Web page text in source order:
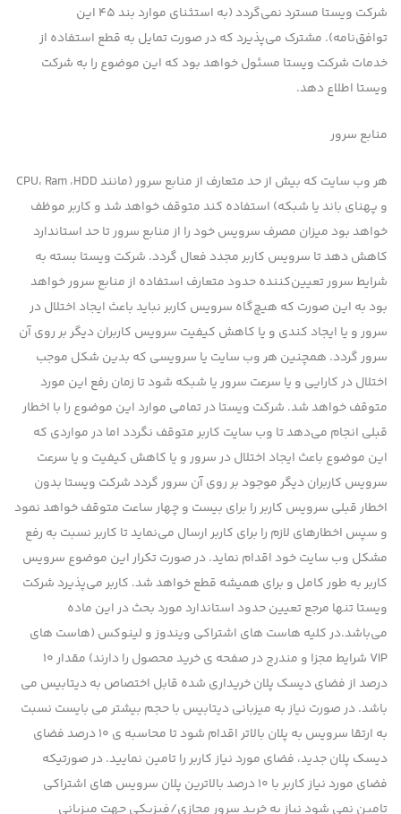
شرکت ویستا مسترد نمی‌گردد (به استثنای موارد بند ۴۵ این
توافق‌نامه). مشترك می‌پذیرد كه در صورت تمایل به قطع استفاده از
خدمات شرکت ویستا مسئول خواهد بود كه این موضوع را به شرکت
ویستا اطلاع دهد.
منابع سرور
هر وب سایت که بیش از حد متعارف از منابع سرور (مانند CPU، Ram ،HDD
و پهنای باند یا شبکه) استفاده کند متوقف خواهد شد و کاربر موظف
خواهد بود میزان مصرف سرویس خود را از منابع سرور تا حد استاندارد
کاهش دهد تا سرویس کاربر مجدد فعال گردد. شرکت ویستا بسته به
شرایط سرور تعیین‌کننده حدود متعارف استفاده از منابع سرور خواهد
بود به این صورت که هیچ‌گاه سرویس کاربر نباید باعث ایجاد اختلال در
سرور و یا ایجاد کندی و یا کاهش کیفیت سرویس کاربران دیگر بر روی آن
سرور گردد. همچنین هر وب سایت یا سرویسی که بدین شکل موجب
اختلال در کارایی و یا سرعت سرور یا شبکه شود تا زمان رفع این مورد
متوقف خواهد شد. شرکت ویستا در تمامی موارد این موضوع را با اخطار
قبلی انجام می‌دهد تا وب سایت کاربر متوقف نگردد اما در مواردی که
این موضوع باعث ایجاد اختلال در سرور و یا کاهش کیفیت و یا سرعت
سرویس کاربران دیگر موجود بر روی آن سرور گردد شرکت ویستا بدون
اخطار قبلی سرویس کاربر را برای بیست و چهار ساعت متوقف خواهد نمود
و سپس اخطارهای لازم را برای کاربر ارسال می‌نماید تا کاربر نسبت به رفع
مشکل وب سایت خود اقدام نماید. در صورت تکرار این موضوع سرویس
کاربر به طور کامل و برای همیشه قطع خواهد شد. کاربر می‌پذیرد شرکت
ویستا تنها مرجع تعیین حدود استاندارد مورد بحث در این ماده
می‌باشد.در کلیه هاست های اشتراکی ویندوز و لینوکس (هاست های
VIP شرایط مجزا و مندرج در صفحه ی خرید محصول را دارند) مقدار ۱۰
درصد از فضای دیسک پلان خریداری شده قابل اختصاص به دیتابیس می
باشد. در صورت نیاز به میزبانی دیتابیس با حجم بیشتر می بایست نسبت
به ارتقا سرویس به پلان بالاتر اقدام شود تا محاسبه ی ۱۰ درصد فضای
دیسک پلان جدید، فضای مورد نیاز کاربر را تامین نمایید. در صورتیکه
فضای مورد نیاز کاربر با ۱۰ درصد بالاترین پلان سرویس های اشتراکی
تامین نمی شود نیاز به خرید سرور مجازی/فیزیکی جهت میزبانی